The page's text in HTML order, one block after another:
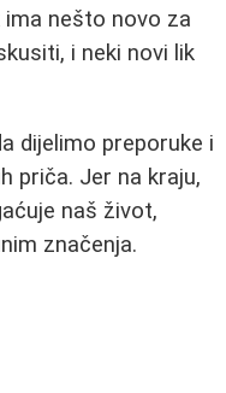
nešto novo za
i neki novi lik
dijelimo preporuke i
priča. Jer na kraju,
naš život,
značenja.